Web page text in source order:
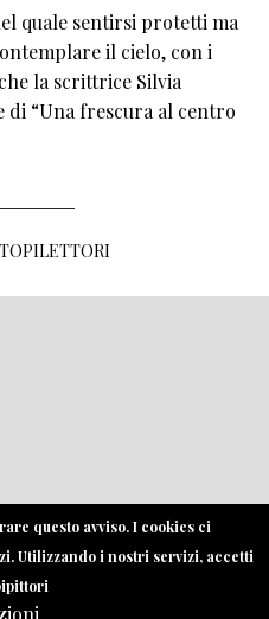
quale sentirsi protetti ma
il cielo, con i
la scrittrice Silvia
di “Una frescura al centro
questo avviso. I cookies ci
Utilizzando i nostri servizi, accetti